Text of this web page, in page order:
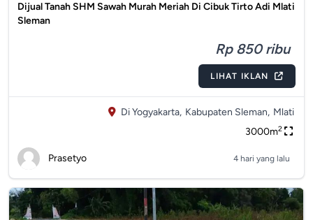
Dijual Tanah SHM Sawah Murah Meriah Di Cibuk Tirto Adi Mlati
Sleman
Rp 850 ribu
LIHAT IKLAN
Di Yogyakarta, Kabupaten Sleman, Mlati
3000m2
Prasetyo 4 hari yang lalu